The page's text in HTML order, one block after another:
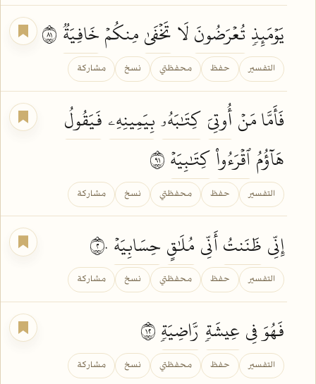
يَوۡمَئِذٖ تُعۡرَضُونَلَا تَخۡفَىٰمِنكُمۡخَافِيَةٞ
التفسير حفظ محفظتي نسخ مشاركة
فَأَمَّا مَنۡأُوتِيَ كِتَٰبَهُۥبِيَمِينِهِۦ فَيَقُولُ
هَآؤُمُٱقۡرَءُواْكِتَٰبِيَهۡ
التفسير حفظ محفظتي نسخ مشاركة
إِنِّي ظَنَنتُأَنِّي مُلَٰقٍحِسَابِيَهۡ
التفسير حفظ محفظتي نسخ مشاركة
فَهُوَ فِيعِيشَةٖ رَّاضِيَةٖ
التفسير حفظ محفظتي نسخ مشاركة